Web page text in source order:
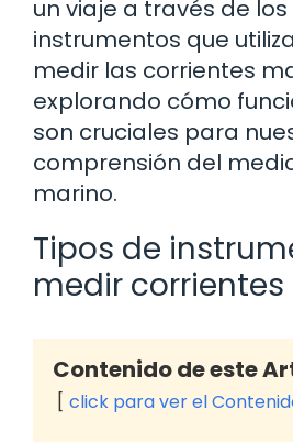
un viaje a través de
instrumentos que
medir las corrientes
explorando cómo
son cruciales para
comprensión del
marino.
Tipos de
medir
Contenido de este
click para ver el